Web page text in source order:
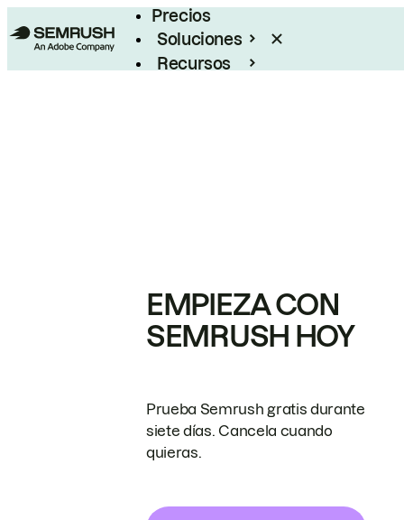
Precios
Soluciones
Recursos
EMPIEZA CON
SEMRUSH HOY
Prueba Semrush gratis durante
siete días. Cancela cuando
quieras.